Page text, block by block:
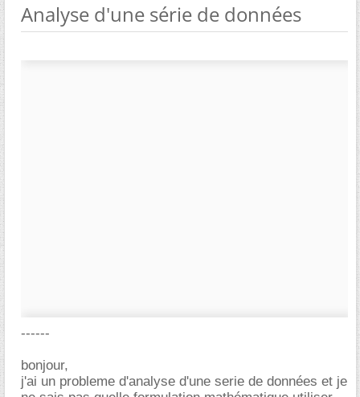
Analyse d'une série de données
------
bonjour,
j'ai un probleme d'analyse d'une serie de données et je